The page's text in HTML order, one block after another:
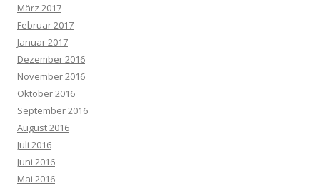
März 2017
Februar 2017
Januar 2017
Dezember 2016
November 2016
Oktober 2016
September 2016
August 2016
Juli 2016
Juni 2016
Mai 2016